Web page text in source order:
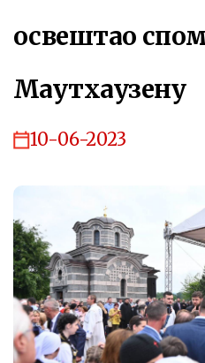
освештао
Маутхаузену
10-06-2023